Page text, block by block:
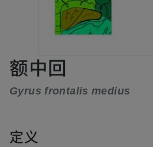
额中回
Gyrus frontalis medius
定义